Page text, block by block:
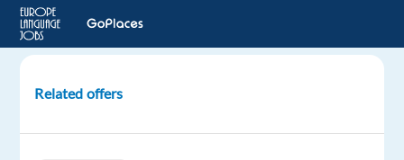
Maschinenführung
Related offers